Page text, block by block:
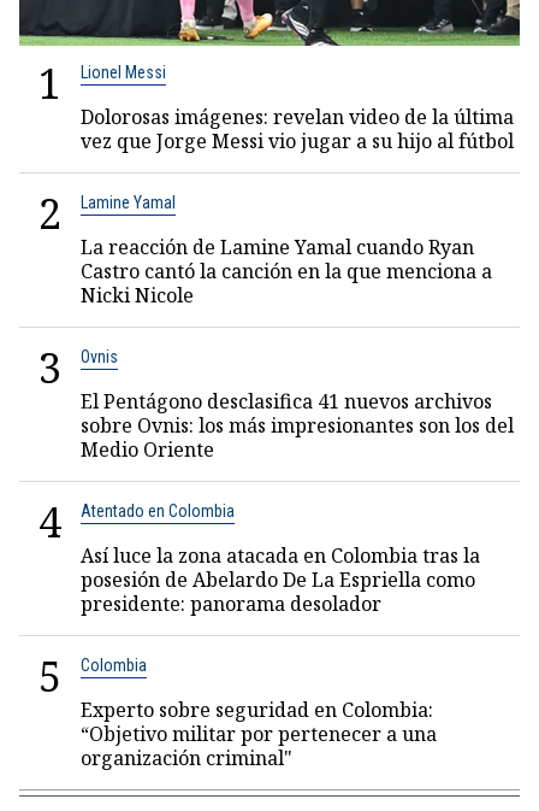
1 Lionel Messi
Dolorosas imágenes: revelan video de la última
vez que Jorge Messi vio jugar a su hijo al fútbol
2 Lamine Yamal
La reacción de Lamine Yamal cuando Ryan
Castro cantó la canción en la que menciona a
Nicki Nicole
3 Ovnis
El Pentágono desclasifica 41 nuevos archivos
sobre Ovnis: los más impresionantes son los del
Medio Oriente
4 Atentado en Colombia
Así luce la zona atacada en Colombia tras la
posesión de Abelardo De La Espriella como
presidente: panorama desolador
5 Colombia
Experto sobre seguridad en Colombia:
“Objetivo militar por pertenecer a una
organización criminal"